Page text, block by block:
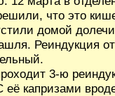
что это
домой
Реиндукция
3-ю
её капризами